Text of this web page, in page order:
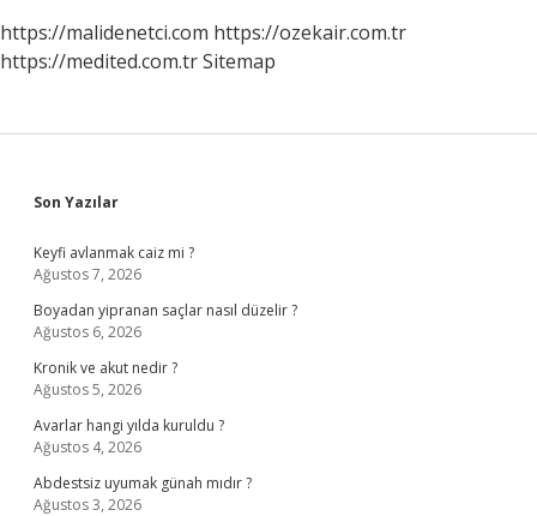
https://malidenetci.com https://ozekair.com.tr
https://medited.com.trSitemap
Sidebar
Son Yazılar
Keyfi avlanmak caiz mi ?
Ağustos 7, 2026
Boyadan yipranan saçlar nasıl düzelir ?
Ağustos 6, 2026
Kronik ve akut nedir ?
Ağustos 5, 2026
Avarlar hangi yılda kuruldu ?
Ağustos 4, 2026
Abdestsiz uyumak günah mıdır ?
Ağustos 3, 2026